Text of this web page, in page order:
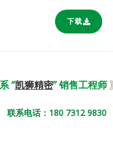
下载
“凯狮精密” 销售工程师〗
电话：180 7312 9830